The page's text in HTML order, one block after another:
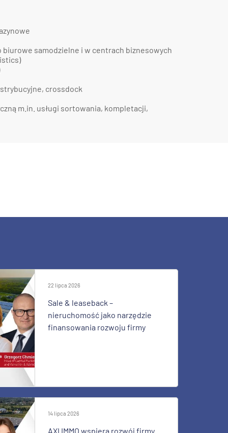
biurowe samodzielne i w centrach biznesowych
crossdock
m.in. usługi sortowania, kompletacji,
22 lipca 2026
Sale & leaseback –
nieruchomość jako narzędzie
finansowania rozwoju firmy
14 lipca 2026
AXI IMMO wspiera rozwój firmy